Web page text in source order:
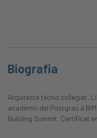
Biografia
Arquitecte tècnic col·legiat.
acadèmic del Postgrau a
Building Summit. Certificat